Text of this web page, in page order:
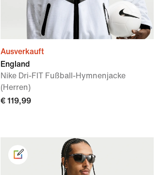
Ausverkauft
England
Nike Dri-FIT Fußball-Hymnenjacke
(Herren)
€ 119,99